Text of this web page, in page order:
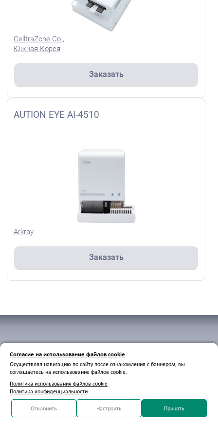
CelltraZone Co.,
Южная Корея
Заказать
AUTION EYE AI-4510
Arkray
Заказать
Согласие на использование файлов cookie
Осуществляя навигацию по сайту после ознакомления с баннером, вы
соглашаетесь на использование файлов cookie.
Политика использования файлов cookie
Политика конфиденциальности
Отклонить Настроить Принять
МатериалыСервис
© 2012-2026